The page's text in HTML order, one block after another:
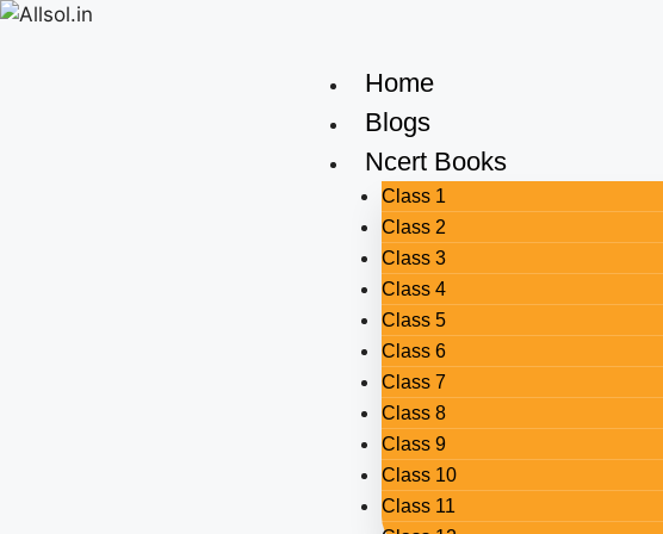
Home
Blogs
Ncert Books
Class 1
Class 2
Class 3
Class 4
Class 5
Class 6
Class 7
Class 8
Class 9
Class 10
Class 11